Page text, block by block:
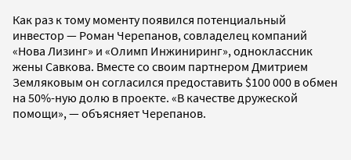
Как раз к тому моменту появился потенциальный
инвестор — Роман Черепанов, совладелец компаний
«Нова Лизинг» и «Олимп Инжиниринг», одноклассник
жены Савкова. Вместе со своим партнером Дмитрием
Земляковым он согласился предоставить $100 000 в обмен
на 50%-ную долю в проекте. «В качестве дружеской
помощи», — объясняет Черепанов.